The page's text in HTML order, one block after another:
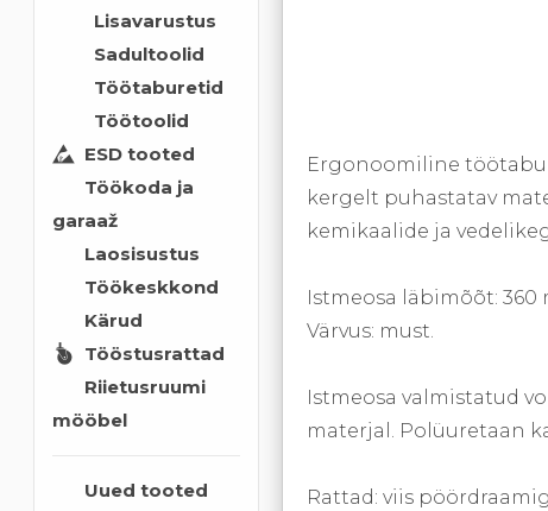
Lisavarustus
Sadultoolid
Töötaburetid
Töötoolid
ESD tooted
Töökoda ja
garaaž
Laosisustus
Töökeskkond
Kärud
Tööstusrattad
Riietusruumi
mööbel
Uued tooted
Ergonoomiline
kergelt puhastatav
kemikaalide ja
Istmeosa läbimõõt: 360
Värvus: must.
Istmeosa valmistatud
materjal. Polüuretaan
Rattad: viis